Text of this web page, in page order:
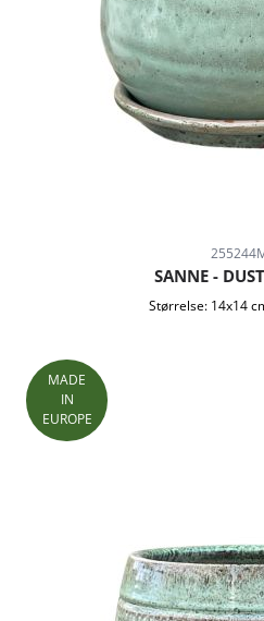
SANNE -
Størrelse: 14x14
MADE
IN
EUROPE